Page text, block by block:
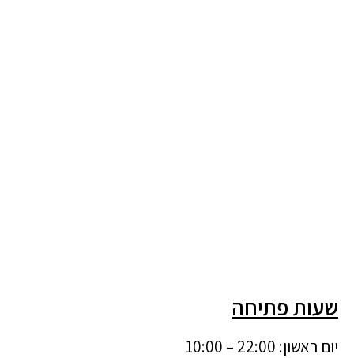
שעות פתיחה
יום ראשון: 22:00 – 10:00